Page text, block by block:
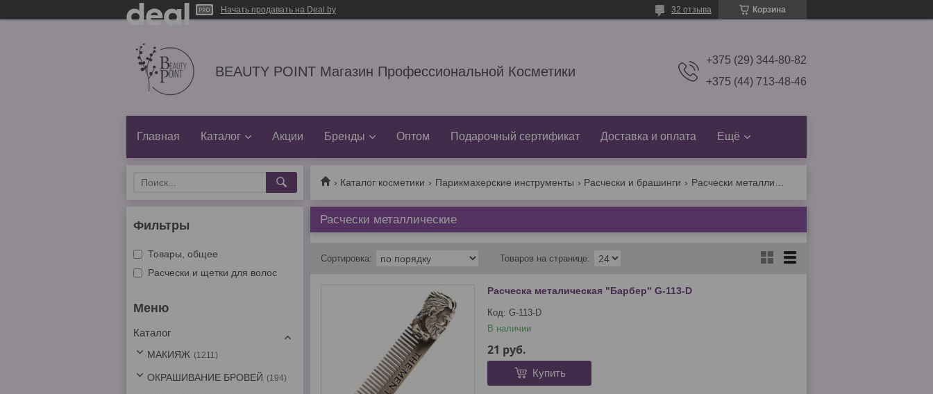
Начать продавать на Deal.by Корзина
32 отзыва
BEAUTY POINT Магазин Профессиональной Косметики
+375 (29) 344-80-82
+375 (44) 713-48-46
Главная Каталог Акции Бренды Оптом Подарочный сертификат Доставка и оплата Ещё
Каталог косметики Парикмахерские инструменты Расчески и брашинги
Расчески металлические
Расческа металическая "Барбер" G-113-D
G-113-D
В наличии
21 руб.
Купить
Фильтры
Товары, общее
Расчески и щетки для волос
Каталог
МАКИЯЖ 1211
ОКРАШИВАНИЕ БРОВЕЙ 194